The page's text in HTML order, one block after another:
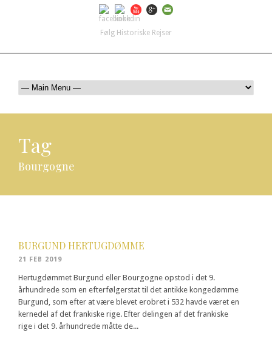
Følg Historiske Rejser
Tag
Bourgogne
BURGUND HERTUGDØMME
21 FEB 2019
Hertugdømmet Burgund eller Bourgogne opstod i det 9.
århundrede som en efterfølgerstat til det antikke kongedømme
Burgund, som efter at være blevet erobret i 532 havde været en
kernedel af det frankiske rige. Efter delingen af det frankiske
rige i det 9. århundrede måtte de...